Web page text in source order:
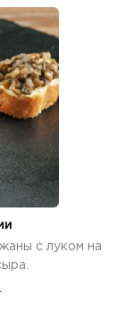
с луком на